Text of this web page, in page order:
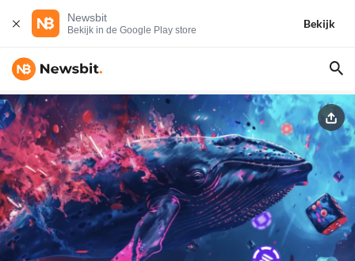
Newsbit
Bekijk in de Google Play store
Bekijk